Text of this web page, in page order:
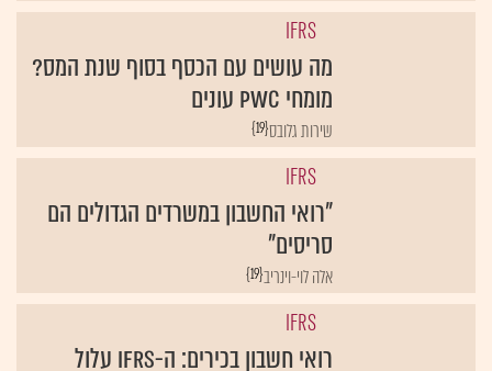
IFRS
מה עושים עם הכסף בסוף שנת המס?
מומחי PwC עונים
{19}שירות גלובס‏
IFRS
"רואי החשבון במשרדים הגדולים הם
סריסים"
{19}אלה לוי-וינריב
IFRS
רואי חשבון בכירים: ה-IFRS עלול